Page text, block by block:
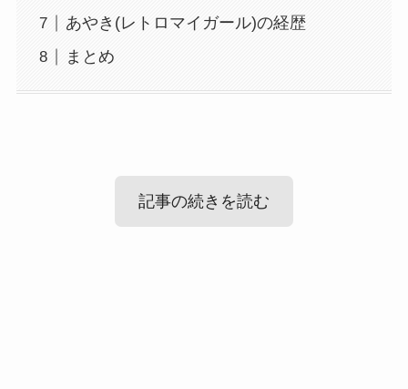
あやき(レトロマイガール)の経歴
まとめ
記事の続きを読む